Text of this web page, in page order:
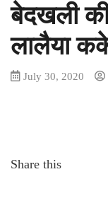
बेदखली
लालैया
July 30, 2020
Share this